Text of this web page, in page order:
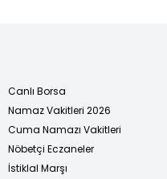
Canlı Borsa
Namaz Vakitleri 2026
Cuma Namazı Vakitleri
Nöbetçi Eczaneler
İstiklal Marşı